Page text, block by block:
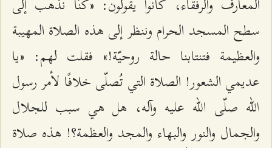
سطح المسجد الحرام وننظر إلى هذه الصلاة المهيبة
والعظيمة فتنتابنا حالة روحيّة!» فقلت لهم: «يا
عديمي الشعور! الصلاة التي تُصلّى خلافًا لأمر رسول
الله صلّى الله عليه وآله، هل هي سبب للجلال
والجمال والنور والبهاء والمجد والعظمة؟! هذه صلاة